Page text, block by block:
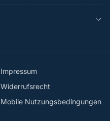
Impressum
Widerrufsrecht
Mobile Nutzungsbedingungen